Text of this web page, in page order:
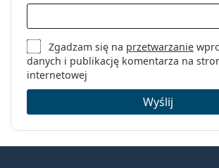
Zgadzam się na przetwarzanie
danych i publikację komentarza na
internetowej
Wyślij